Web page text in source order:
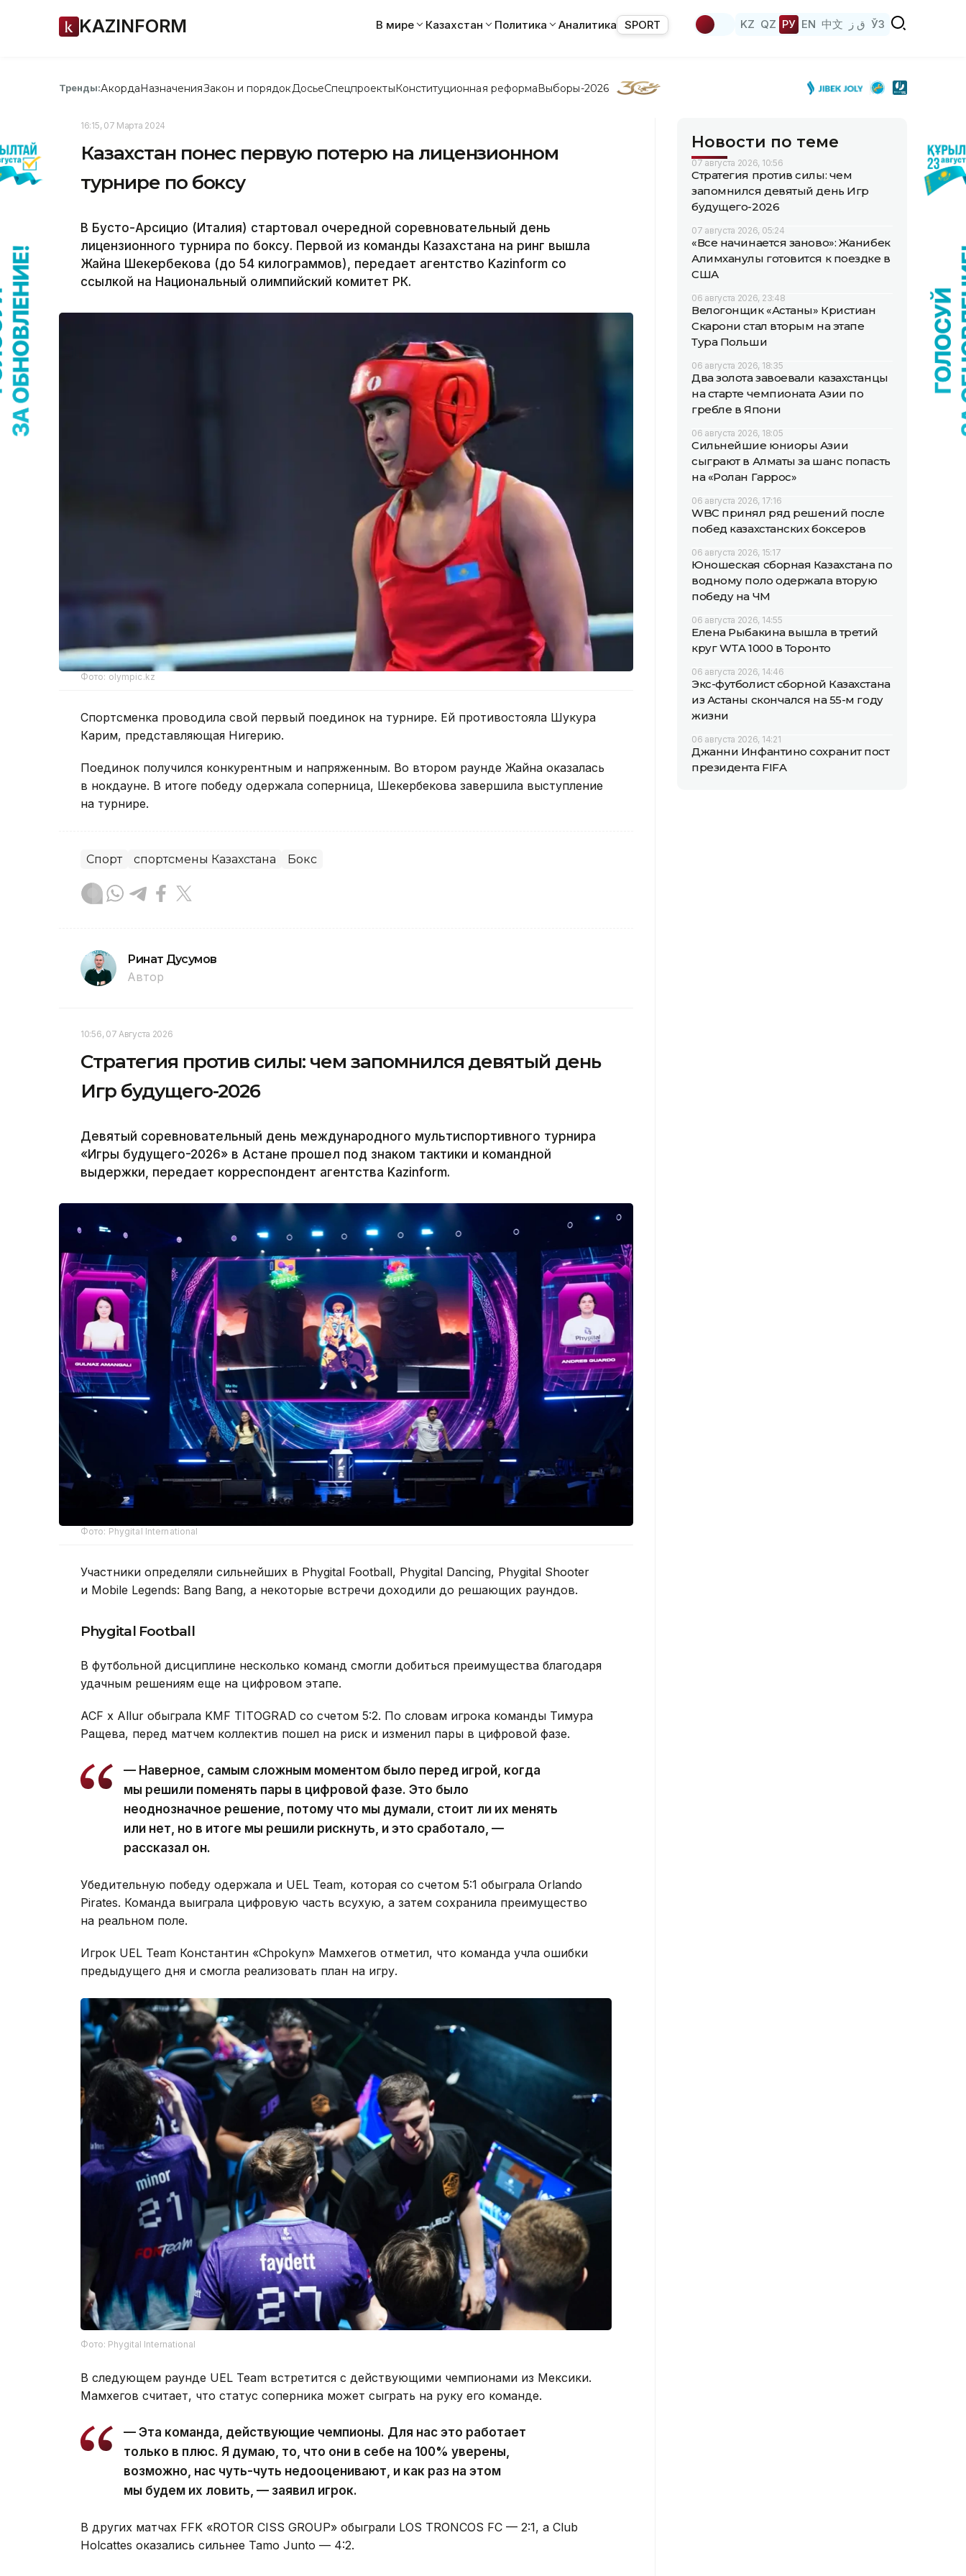
KAZINFORM В мире Казахстан Политика Аналитика SPORT KZ QZ РУ EN 中文 ق ز ЎЗ
Тренды:АкордаНазначенияЗакон и порядок ДосьеСпецпроектыКонституционная реформаВыборы-2026
16:15, 07 Марта 2024
Казахстан понес первую потерю на лицензионном
турнире по боксу
В Бусто-Арсицио (Италия) стартовал очередной соревновательный день
лицензионного турнира по боксу. Первой из команды Казахстана на ринг вышла
Жайна Шекербекова (до 54 килограммов), передает агентство Kazinform со
ссылкой на Национальный олимпийский комитет РК.
Фото: olympic.kz
Спортсменка проводила свой первый поединок на турнире. Ей противостояла Шукура
Карим, представляющая Нигерию.
Поединок получился конкурентным и напряженным. Во втором раунде Жайна оказалась
в нокдауне. В итоге победу одержала соперница, Шекербекова завершила выступление
на турнире.
Спорт спортсмены Казахстана Бокс
Ринат Дусумов
Автор
10:56, 07 Августа 2026
Стратегия против силы: чем запомнился девятый день
Игр будущего-2026
Девятый соревновательный день международного мультиспортивного турнира
«Игры будущего-2026» в Астане прошел под знаком тактики и командной
выдержки, передает корреспондент агентства Kazinform.
Фото: Phygital International
Участники определяли сильнейших в Phygital Football, Phygital Dancing, Phygital Shooter
и Mobile Legends: Bang Bang, а некоторые встречи доходили до решающих раундов.
Phygital Football
В футбольной дисциплине несколько команд смогли добиться преимущества благодаря
удачным решениям еще на цифровом этапе.
ACF x Allur обыграла KMF TITOGRAD со счетом 5:2. По словам игрока команды Тимура
Ращева, перед матчем коллектив пошел на риск и изменил пары в цифровой фазе.
— Наверное, самым сложным моментом было перед игрой, когда
мы решили поменять пары в цифровой фазе. Это было
неоднозначное решение, потому что мы думали, стоит ли их менять
или нет, но в итоге мы решили рискнуть, и это сработало, —
рассказал он.
Убедительную победу одержала и UEL Team, которая со счетом 5:1 обыграла Orlando
Pirates. Команда выиграла цифровую часть всухую, а затем сохранила преимущество
на реальном поле.
Игрок UEL Team Константин «Chpokyn» Мамхегов отметил, что команда учла ошибки
предыдущего дня и смогла реализовать план на игру.
Фото: Phygital International
В следующем раунде UEL Team встретится с действующими чемпионами из Мексики.
Мамхегов считает, что статус соперника может сыграть на руку его команде.
— Эта команда, действующие чемпионы. Для нас это работает
только в плюс. Я думаю, то, что они в себе на 100% уверены,
возможно, нас чуть-чуть недооценивают, и как раз на этом
мы будем их ловить, — заявил игрок.
В других матчах FFK «ROTOR CISS GROUP» обыграли LOS TRONCOS FC — 2:1, а Club
Holcattes оказались сильнее Tamo Junto — 4:2.
Новости по теме
07 августа 2026, 10:56
Стратегия против силы: чем
запомнился девятый день Игр
будущего-2026
07 августа 2026, 05:24
«Все начинается заново»: Жанибек
Алимханулы готовится к поездке в
США
06 августа 2026, 23:48
Велогонщик «Астаны» Кристиан
Скарони стал вторым на этапе
Тура Польши
06 августа 2026, 18:35
Два золота завоевали казахстанцы
на старте чемпионата Азии по
гребле в Япони
06 августа 2026, 18:05
Сильнейшие юниоры Азии
сыграют в Алматы за шанс попасть
на «Ролан Гаррос»
06 августа 2026, 17:16
WBC принял ряд решений после
побед казахстанских боксеров
06 августа 2026, 15:17
Юношеская сборная Казахстана по
водному поло одержала вторую
победу на ЧМ
06 августа 2026, 14:55
Елена Рыбакина вышла в третий
круг WTA 1000 в Торонто
06 августа 2026, 14:46
Экс-футболист сборной Казахстана
из Астаны скончался на 55-м году
жизни
06 августа 2026, 14:21
Джанни Инфантино сохранит пост
президента FIFA